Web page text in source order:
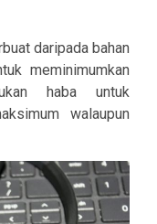
daripada bahan
meminimumkan
haba untuk
walaupun